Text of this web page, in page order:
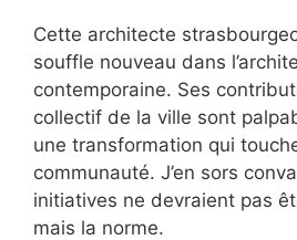
Cette architecte
souffle nouveau dans
contemporaine. Ses
collectif de la ville sont
une transformation qui
communauté. J’en sors
initiatives ne devraient pas
mais la norme.